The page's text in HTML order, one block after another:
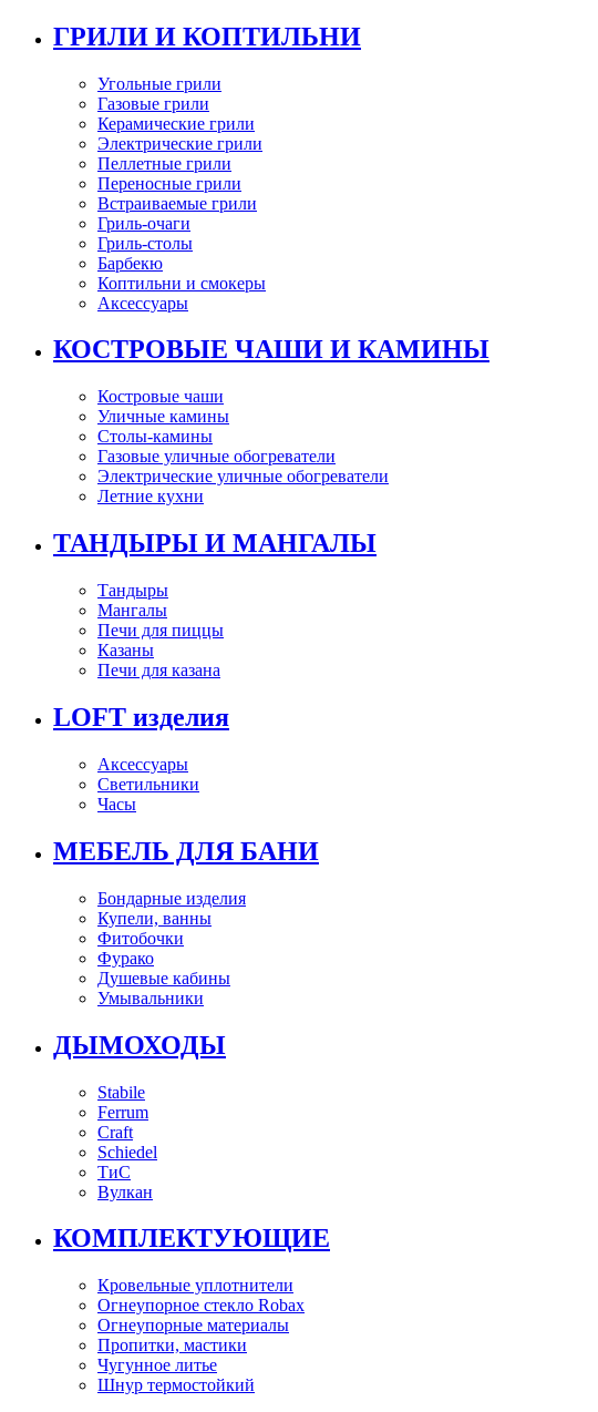
ГРИЛИ И КОПТИЛЬНИ
Угольные грили
Газовые грили
Керамические грили
Электрические грили
Пеллетные грили
Переносные грили
Встраиваемые грили
Гриль-очаги
Гриль-столы
Барбекю
Коптильни и смокеры
Аксессуары
КОСТРОВЫЕ ЧАШИ И КАМИНЫ
Костровые чаши
Уличные камины
Столы-камины
Газовые уличные обогреватели
Электрические уличные обогреватели
Летние кухни
ТАНДЫРЫ И МАНГАЛЫ
Тандыры
Мангалы
Печи для пиццы
Казаны
Печи для казана
LOFT изделия
Аксессуары
Светильники
Часы
МЕБЕЛЬ ДЛЯ БАНИ
Бондарные изделия
Купели, ванны
Фитобочки
Фурако
Душевые кабины
Умывальники
ДЫМОХОДЫ
Stabile
Ferrum
Craft
Schiedel
ТиС
Вулкан
КОМПЛЕКТУЮЩИЕ
Кровельные уплотнители
Огнеупорное стекло Robax
Огнеупорные материалы
Пропитки, мастики
Чугунное литье
Шнур термостойкий